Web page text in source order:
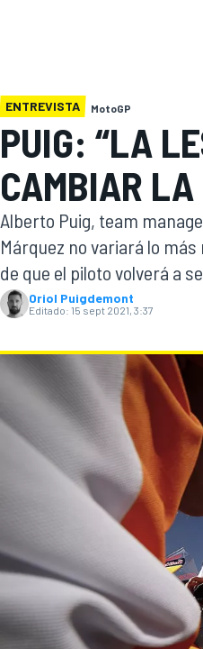
WEC
ENTREVISTA MotoGP
PUIG: “LA
CAMBIAR LA
Alberto Puig, team
Márquez no variará lo
de que el piloto volverá a
Oriol Puigdemont
Editado: 15 sept 2021, 3:37